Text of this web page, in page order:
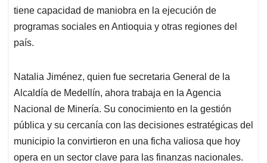
tiene capacidad de maniobra en la ejecución de
programas sociales en Antioquia y otras regiones del
país.
Natalia Jiménez, quien fue secretaria General de la
Alcaldía de Medellín, ahora trabaja en la Agencia
Nacional de Minería. Su conocimiento en la gestión
pública y su cercanía con las decisiones estratégicas del
municipio la convirtieron en una ficha valiosa que hoy
opera en un sector clave para las finanzas nacionales.